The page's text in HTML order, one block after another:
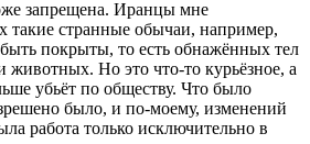
запрещена. Иранцы мне
такие странные обычаи, например,
покрыты, то есть обнажённых тел
животных. Но это что-то курьёзное, а
убьёт по обществу. Что было
было, и по-моему, изменений
работа только исключительно в